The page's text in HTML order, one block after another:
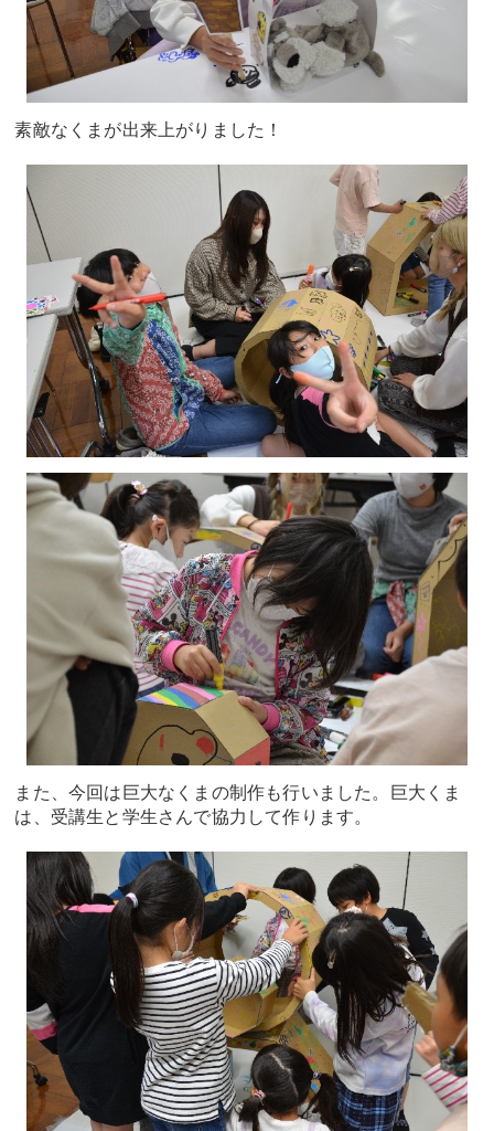
素敵なくまが出来上がりました！
また、今回は巨大なくまの制作も行いました。巨大くま
は、受講生と学生さんで協力して作ります。